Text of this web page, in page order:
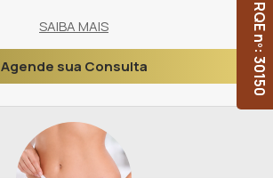
RQE nº: 30150
SAIBA MAIS
Agende sua Consulta